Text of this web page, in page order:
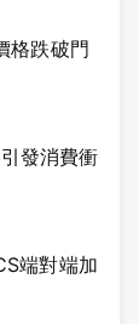
格跌破門
發消費衝
端對端加